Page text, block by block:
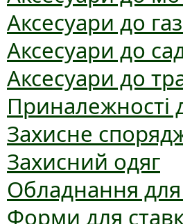
Аксесуари до
Аксесуари до
Аксесуари до
Приналежності
Захисне
Захисний одяг
Обладнання для
Форми для